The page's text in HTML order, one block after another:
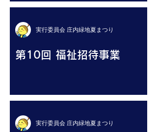
第10回 福祉招待事業
実行委員会 庄内緑地夏まつり
実行委員会 庄内緑地夏まつり